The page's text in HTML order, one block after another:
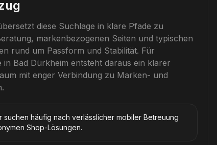
diese Suchlage in klare Pfade zu
markenbezogenen Seiten und typischen
rund um Passform und Stabilität. Für
in Bad Dürkheim entsteht daraus ein klarer
mit enger Verbindung zu Marken- und
suchen häufig nach verlässlicher mobiler Betreuung
Shop-Lösungen.